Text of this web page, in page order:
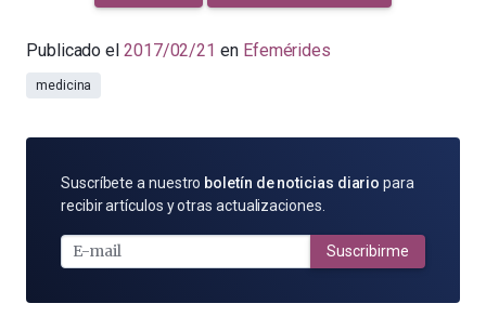
Publicado el 2017/02/21 en Efemérides
medicina
SUSCRÍBETE
POR
MAIL
Suscríbete a nuestro boletín de noticias diario para
recibir artículos y otras actualizaciones.
Suscribirme